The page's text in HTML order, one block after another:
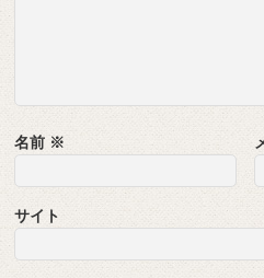
名前 ※
サイト